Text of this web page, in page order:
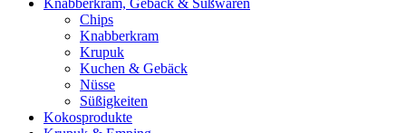
Knabberkram, Gebäck & Süßwaren
Chips
Knabberkram
Krupuk
Kuchen & Gebäck
Nüsse
Süßigkeiten
Kokosprodukte